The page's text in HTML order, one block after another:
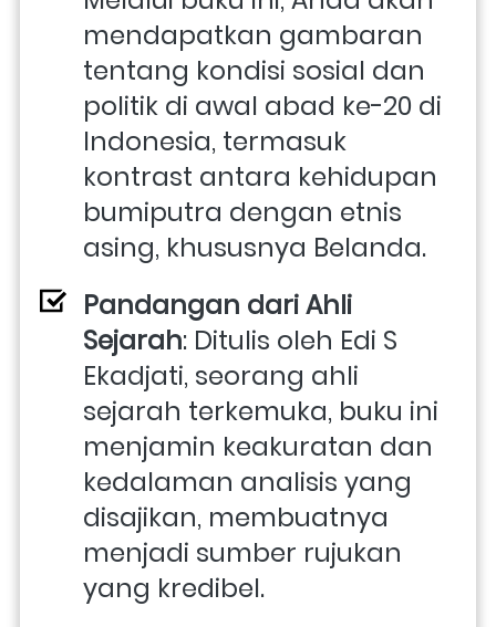
mendapatkan gambaran
tentang kondisi sosial dan
politik di awal abad ke-20 di
Indonesia, termasuk
kontrast antara kehidupan
bumiputra dengan etnis
asing, khususnya Belanda.
Pandangan dari Ahli
Sejarah: Ditulis oleh Edi S
Ekadjati, seorang ahli
sejarah terkemuka, buku ini
menjamin keakuratan dan
kedalaman analisis yang
disajikan, membuatnya
menjadi sumber rujukan
yang kredibel.